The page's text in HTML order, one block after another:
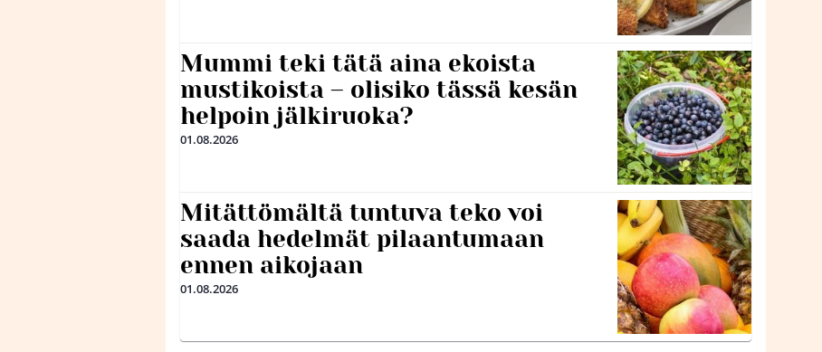
Mummi teki tätä aina ekoista
mustikoista – olisiko tässä kesän
helpoin jälkiruoka?
01.08.2026
Mitättömältä tuntuva teko voi
saada hedelmät pilaantumaan
ennen aikojaan
01.08.2026